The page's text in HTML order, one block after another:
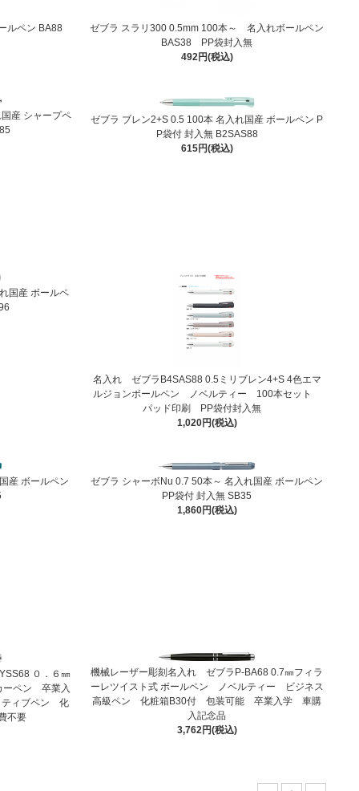
ルペン BA88
ゼブラ スラリ300 0.5mm 100本～ 名入れボールペン
BAS38 PP袋封入無
492円(税込)
産 シャープペ
ゼブラ ブレン2+S 0.5 100本 名入れ国産 ボールペン P
P袋付 封入無 B2SAS88
615円(税込)
国産 ボールペ
名入れ ゼブラB4SAS88 0.5ミリブレン4+S 4色エマ
ルジョンボールペン ノベルティー 100本セット
パッド印刷 PP袋付封入無
1,020円(税込)
産 ボールペン
ゼブラ シャーボNu 0.7 50本～ 名入れ国産 ボールペン
PP袋付 封入無 SB35
1,860円(税込)
０．６㎜
ーペン 卒業入
ィブペン 化
不要
機械レーザー彫刻名入れ ゼブラP-BA68 0.7㎜フィラ
ーレツイスト式 ボールペン ノベルティー ビジネス
高級ペン 化粧箱B30付 包装可能 卒業入学 車購
入記念品
3,762円(税込)